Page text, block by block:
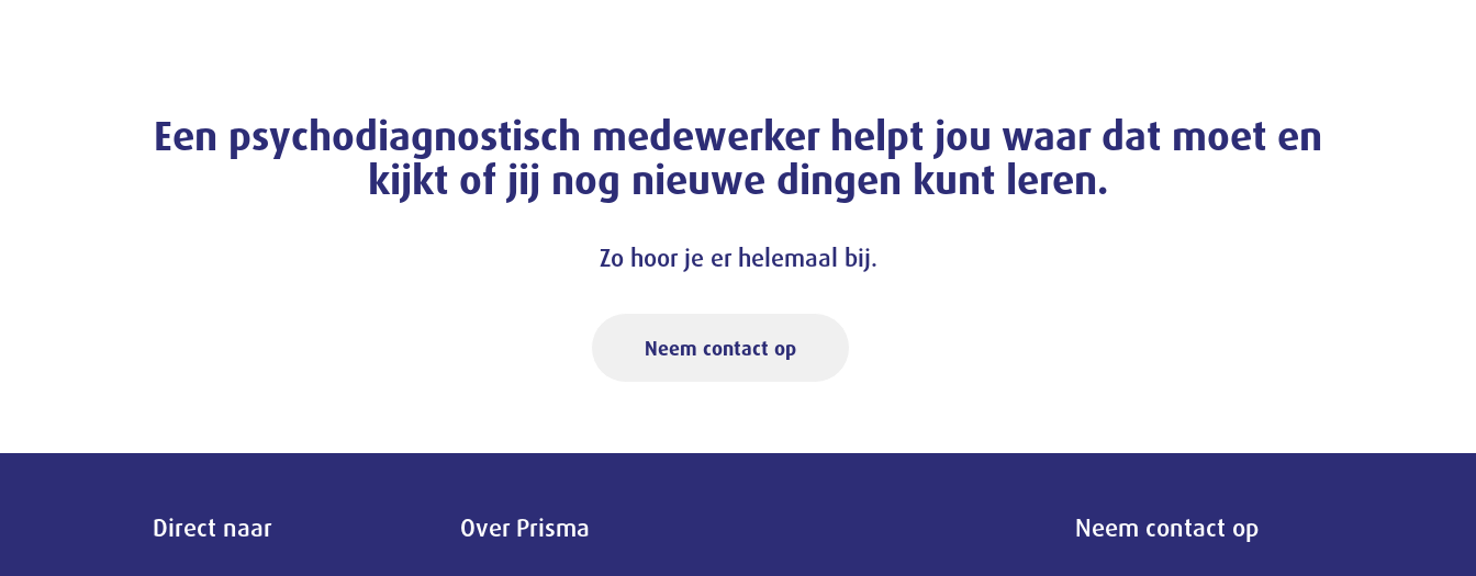
Een psychodiagnostisch medewerker helpt jou waar dat moet en
kijkt of jij nog nieuwe dingen kunt leren.
Zo hoor je er helemaal bij.
Neem contact op
Direct naar Over Prisma Neem contact op